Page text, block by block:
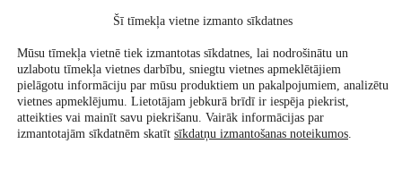
Atbalsti mūs
Veselība
Šī tīmekļa vietne izmanto sīkdatnes
Mūsu tīmekļa vietnē tiek izmantotas sīkdatnes, lai nodrošinātu un
uzlabotu tīmekļa vietnes darbību, sniegtu vietnes apmeklētājiem
pielāgotu informāciju par mūsu produktiem un pakalpojumiem, analizētu
vietnes apmeklējumu. Lietotājam jebkurā brīdī ir iespēja piekrist,
atteikties vai mainīt savu piekrišanu. Vairāk informācijas par
izmantotajām sīkdatnēm skatīt sīkdatņu izmantošanas noteikumos.